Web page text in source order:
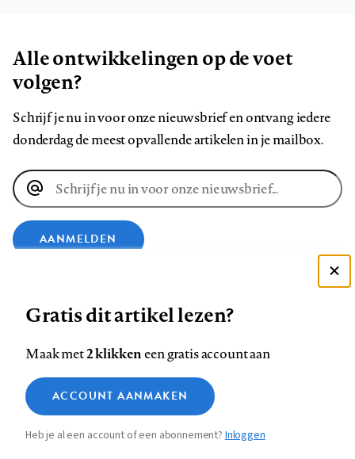
Alle ontwikkelingen op de voet
volgen?
Schrijf je nu in voor onze nieuwsbrief en ontvang iedere
donderdag de meest opvallende artikelen in je mailbox.
E-
mailadres
AANMELDEN
op
Facebook
op
LinkedIn
op
Bluesky
ons
op
InstagramYouTube
Footer
Contact Colofon Disclaimer Privacy
Medische vragen verdienen
betrouwbare antwoorden
Zie onze cookie policy
Analytische cookies
Marketing cookies
Gratis dit artikel lezen?
Maak met2 klikkeneen gratis account aan
ACCOUNT AANMAKEN
Heb je al een account of een abonnement?Inloggen